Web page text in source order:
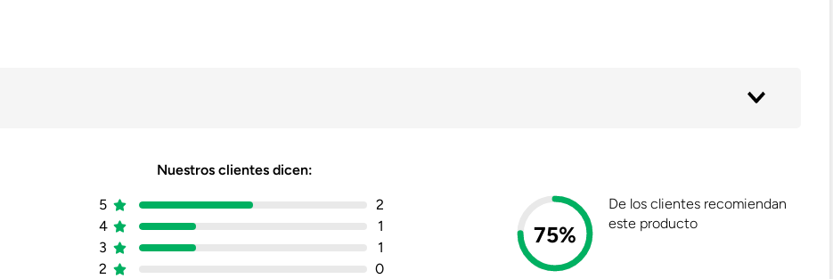
Botín
Nuestros clientes dicen:
2 0
3 1
4 1
5 2
75%
De los clientes recomiendan
este producto